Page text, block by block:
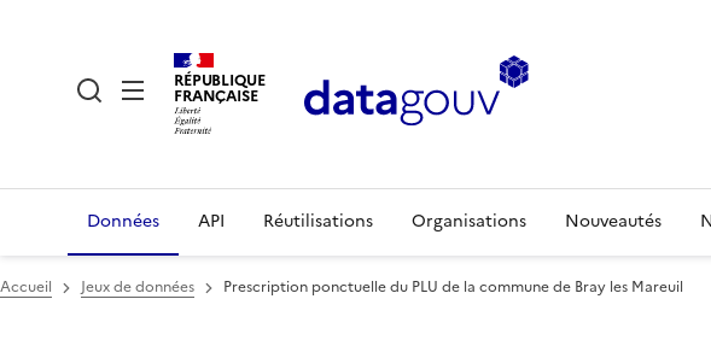
RÉPUBLIQUE
FRANÇAISE
Données API Réutilisations Organisations Nouveautés
Accueil Jeux de données Prescription ponctuelle du PLU de la commune de Bray les Mareuil